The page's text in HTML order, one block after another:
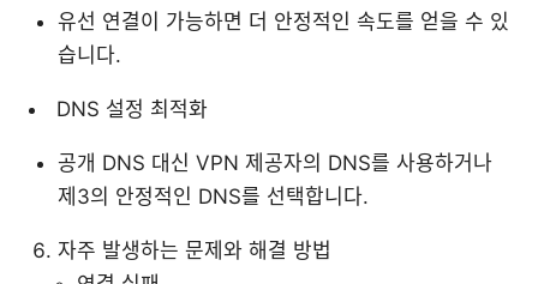
유선 연결이 가능하면 더 안정적인 속도를 얻을 수 있
습니다.
DNS 설정 최적화
공개 DNS 대신 VPN 제공자의 DNS를 사용하거나
제3의 안정적인 DNS를 선택합니다.
자주 발생하는 문제와 해결 방법